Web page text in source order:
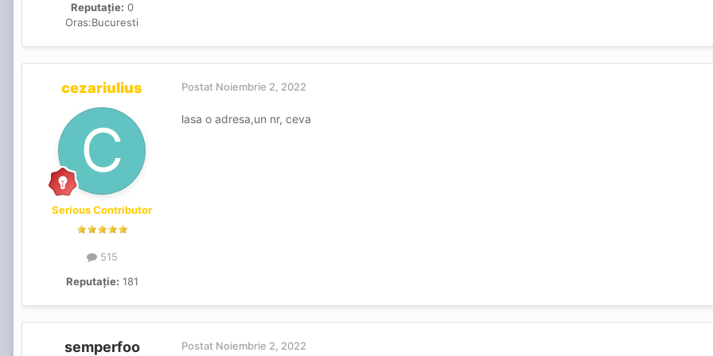
Reputație: 0
Oras:Bucuresti
cezariulius
Serious Contributor
515
Reputație: 181
Postat Noiembrie 2, 2022
lasa o adresa,un nr, ceva
semperfoo Postat Noiembrie 2, 2022